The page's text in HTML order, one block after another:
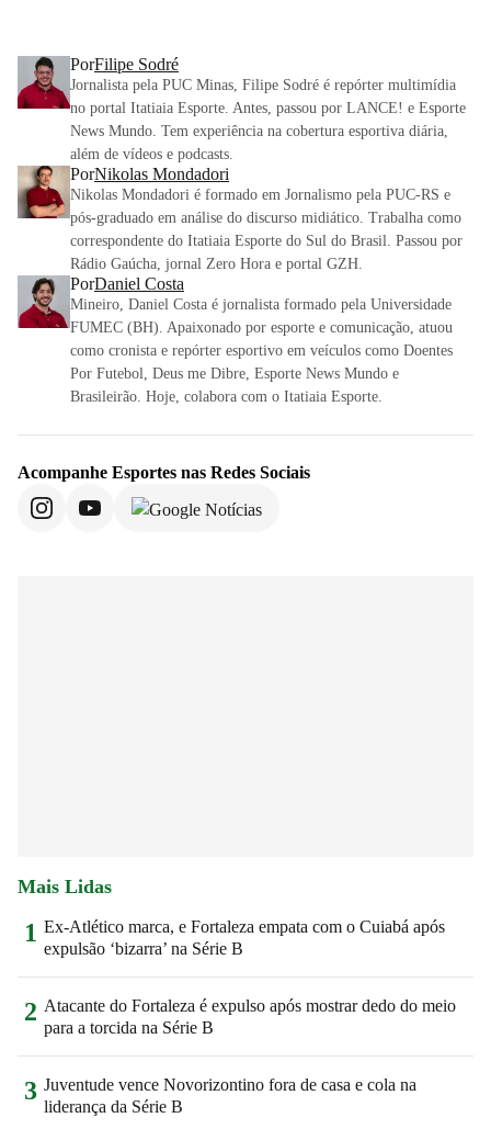
PorFilipe Sodré
Jornalista pela PUC Minas, Filipe Sodré é repórter multimídia
no portal Itatiaia Esporte. Antes, passou por LANCE! e Esporte
News Mundo. Tem experiência na cobertura esportiva diária,
além de vídeos e podcasts.
PorNikolas Mondadori
Nikolas Mondadori é formado em Jornalismo pela PUC-RS e
pós-graduado em análise do discurso midiático. Trabalha como
correspondente do Itatiaia Esporte do Sul do Brasil. Passou por
Rádio Gaúcha, jornal Zero Hora e portal GZH.
PorDaniel Costa
Mineiro, Daniel Costa é jornalista formado pela Universidade
FUMEC (BH). Apaixonado por esporte e comunicação, atuou
como cronista e repórter esportivo em veículos como Doentes
Por Futebol, Deus me Dibre, Esporte News Mundo e
Brasileirão. Hoje, colabora com o Itatiaia Esporte.
Acompanhe Esportes nas Redes Sociais
Mais Lidas
1 Ex-Atlético marca, e Fortaleza empata com o Cuiabá após
expulsão ‘bizarra’ na Série B
2 Atacante do Fortaleza é expulso após mostrar dedo do meio
para a torcida na Série B
3 Juventude vence Novorizontino fora de casa e cola na
liderança da Série B